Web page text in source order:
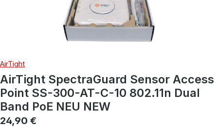
AirTight
AirTight SpectraGuard Sensor Access
Point SS-300-AT-C-10 802.11n Dual
Band PoE NEU NEW
Regulärer Preis:
24,90 €